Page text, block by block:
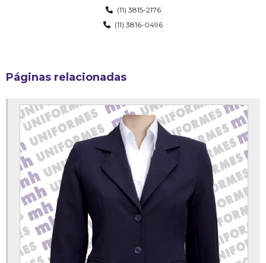
Blusa de moletom uniforme
Calça social feminina uniforme
Camisa de uniforme
Camisa de uniforme gola polo
Camisa de uniforme polo
Camisa de uniforme social feminina
Camisa social masculina manga curta uniforme
Colete social feminino uniforme
Confecção de uniformes escolares
(11) 3815-2176
(11) 3816-0496
Páginas relacionadas